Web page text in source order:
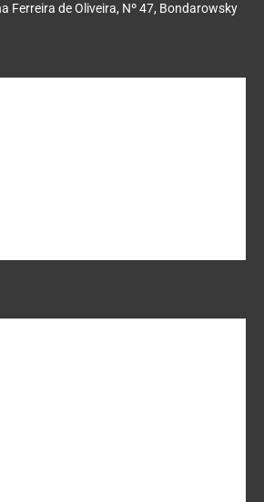
Ferreira de Oliveira, Nº 47, Bondarowsky